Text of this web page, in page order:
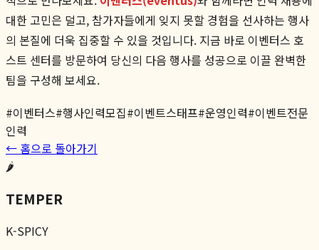
대한 고민은 덜고, 참가자들에게 잊지 못할 경험을 선사하는 행사
의 본질에 더욱 집중할 수 있을 것입니다. 지금 바로 이벤터스 호
스트 센터를 방문하여 당신의 다음 행사를 성공으로 이끌 완벽한
팀을 구성해 보세요.
#이벤터스#행사인력모집#이벤트스태프#운영인력#이벤트전문
인력
← 홈으로 돌아가기
🌶️
TEMPER
K-SPICY